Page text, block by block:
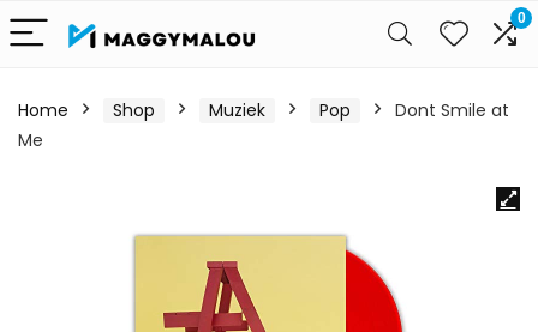
0
Home Shop Muziek Pop
Dont Smile at
Me